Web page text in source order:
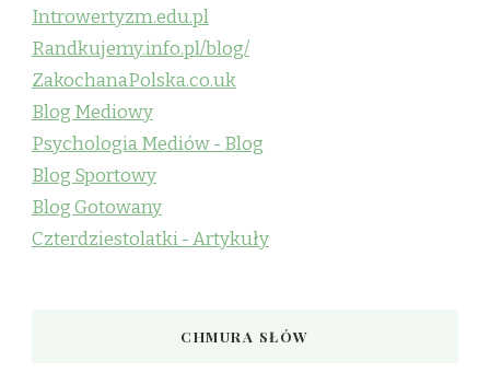
Introwertyzm.edu.pl
Randkujemy.info.pl/blog/
ZakochanaPolska.co.uk
Blog Mediowy
Psychologia Mediów - Blog
Blog Sportowy
Blog Gotowany
Czterdziestolatki - Artykuły
CHMURA SŁÓW